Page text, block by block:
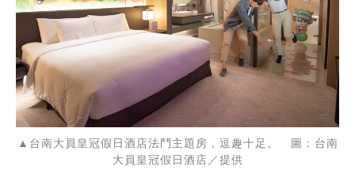
▲台南大員皇冠假日酒店法鬥主題房，逗趣十足。 圖：台南
大員皇冠假日酒店／提供